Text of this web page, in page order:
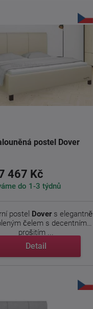
postel Dover
467 Kč
do 1-3 týdnů
postel Dovers elegantně
čelem s decentním
prošitím ...
Detail